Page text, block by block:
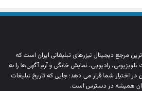
مرجع دیجیتال تیزرهای تبلیغاتی ایران است که
رادیویی، نمایش خانگی و آرم‌ آگهی‌ها را به‌
اختیار شما قرار می‌ دهد؛ جایی که تاریخ تبلیغات
همیشه در دسترس است.